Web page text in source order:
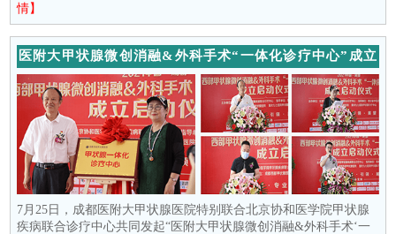
情】
医附大甲状腺微创消融&外科手术“一体化诊疗中心”成立
7月25日，成都医附大甲状腺医院特别联合北京协和医学院甲状腺
疾病联合诊疗中心共同发起“医附大甲状腺微创消融&外科手术‘一